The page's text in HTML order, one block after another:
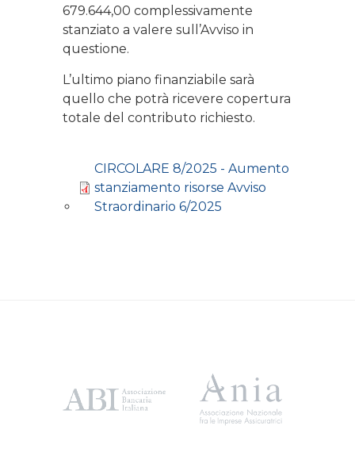
679.644,00 complessivamente
stanziato a valere sull’Avviso in
questione.
L’ultimo piano finanziabile sarà
quello che potrà ricevere copertura
totale del contributo richiesto.
CIRCOLARE 8/2025 - Aumento
stanziamento risorse Avviso
Straordinario 6/2025